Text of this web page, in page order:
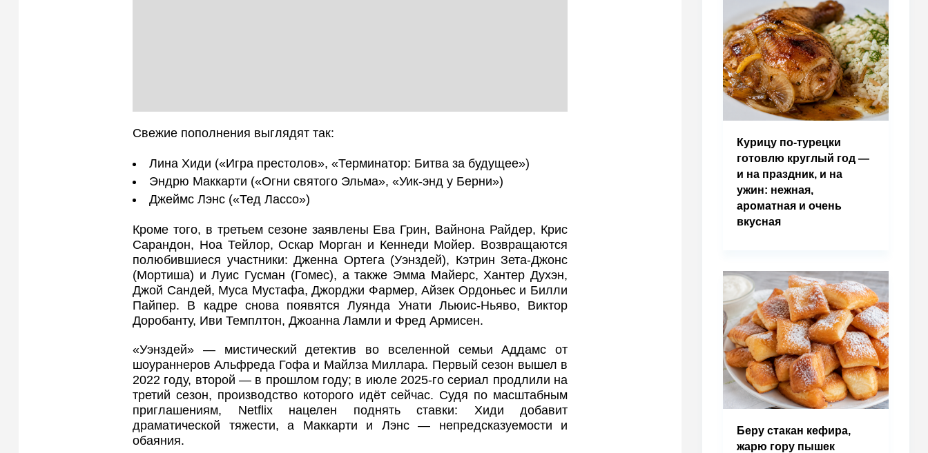
Свежие пополнения выглядят так:
Лина Хиди («Игра престолов», «Терминатор: Битва за будущее»)
Эндрю Маккарти («Огни святого Эльма», «Уик-энд у Берни»)
Джеймс Лэнс («Тед Лассо»)
Кроме того, в третьем сезоне заявлены Ева Грин, Вайнона Райдер, Крис
Сарандон, Ноа Тейлор, Оскар Морган и Кеннеди Мойер. Возвращаются
полюбившиеся участники: Дженна Ортега (Уэнздей), Кэтрин Зета-Джонс
(Мортиша) и Луис Гусман (Гомес), а также Эмма Майерс, Хантер Духэн,
Джой Сандей, Муса Мустафа, Джорджи Фармер, Айзек Ордоньес и Билли
Пайпер. В кадре снова появятся Луянда Унати Льюис-Ньяво, Виктор
Доробанту, Иви Темплтон, Джоанна Ламли и Фред Армисен.
«Уэнздей» — мистический детектив во вселенной семьи Аддамс от
шоураннеров Альфреда Гофа и Майлза Миллара. Первый сезон вышел в
2022 году, второй — в прошлом году; в июле 2025‑го сериал продлили на
третий сезон, производство которого идёт сейчас. Судя по масштабным
приглашениям, Netflix нацелен поднять ставки: Хиди добавит
драматической тяжести, а Маккарти и Лэнс — непредсказуемости и
обаяния.
Курицу по-турецки
готовлю круглый год —
и на праздник, и на
ужин: нежная,
ароматная и очень
вкусная
Беру стакан кефира,
жарю гору пышек